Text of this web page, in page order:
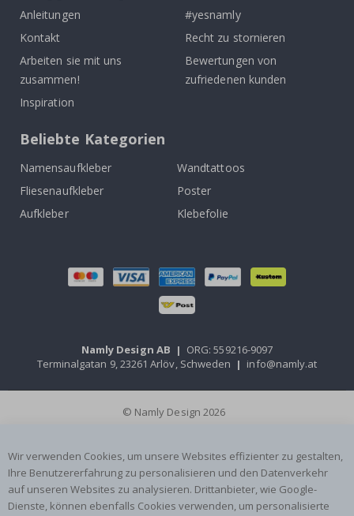
Anleitungen
Kontakt
Arbeiten sie mit uns
zusammen!
Inspiration
#yesnamly
Recht zu stornieren
Bewertungen von
zufriedenen kunden
Beliebte Kategorien
Namensaufkleber
Wandtattoos
Fliesenaufkleber
Poster
Aufkleber
Klebefolie
Namly Design AB | ORG: 559216-9097
Terminalgatan 9, 23261 Arlöv, Schweden | info@namly.at
© Namly Design 2026
Wir verwenden Cookies, um unsere Websites effizienter zu gestalten,
Ihre Benutzererfahrung zu personalisieren und den Datenverkehr
auf unseren Websites zu analysieren. Drittanbieter, wie Google-
Dienste, können ebenfalls Cookies verwenden, um personalisierte